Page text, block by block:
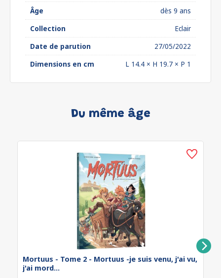
Âge
dès 9 ans
Collection
Eclair
Date de parution
27/05/2022
Dimensions en cm
L 14.4 × H 19.7 × P 1
Du même âge
Mortuus - Tome 2 - Mortuus -je suis venu, j'ai vu,
j'ai mord...